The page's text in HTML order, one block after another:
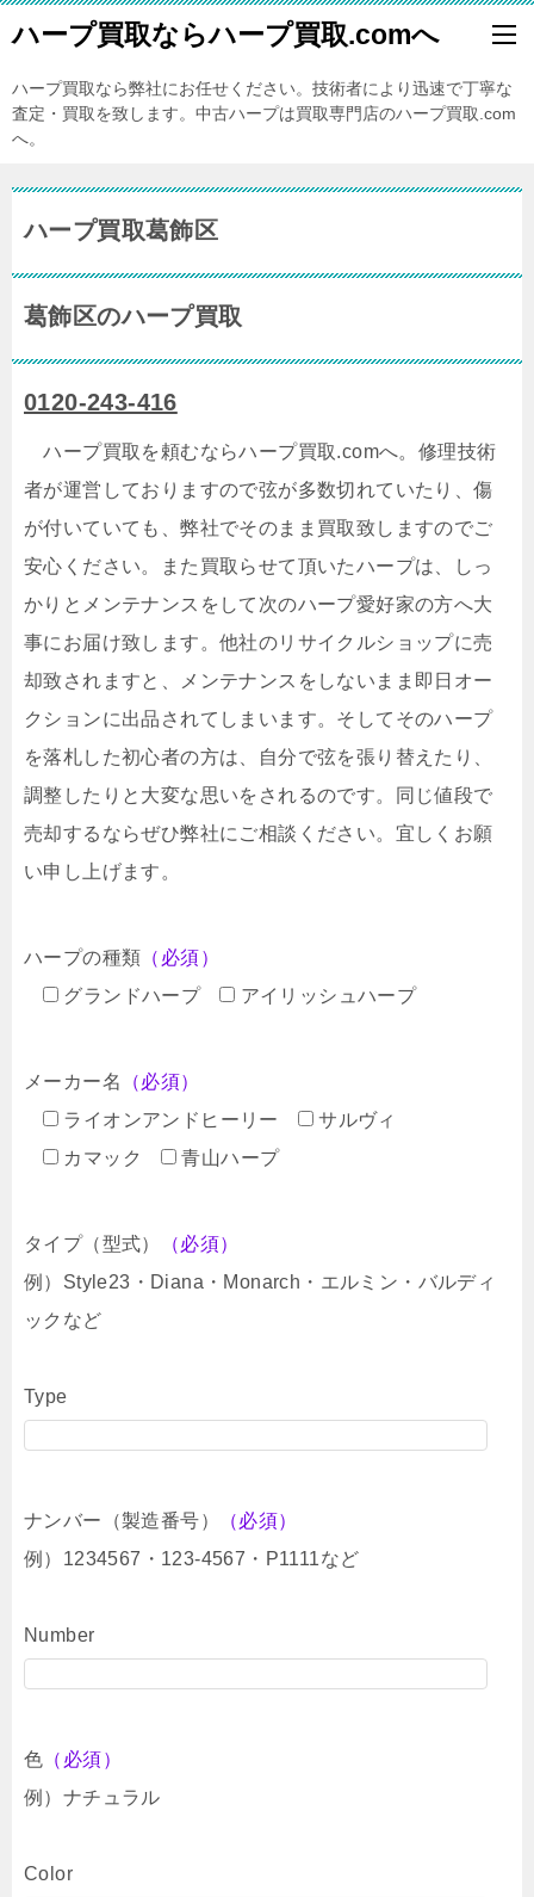
ハープ買取ならハープ買取.comへ
ハープ買取なら弊社にお任せください。技術者により迅速で丁寧な
査定・買取を致します。中古ハープは買取専門店のハープ買取.com
へ。
ハープ買取葛飾区
葛飾区のハープ買取
0120-243-416
ハープ買取を頼むならハープ買取.comへ。修理技術
者が運営しておりますので弦が多数切れていたり、傷
が付いていても、弊社でそのまま買取致しますのでご
安心ください。また買取らせて頂いたハープは、しっ
かりとメンテナンスをして次のハープ愛好家の方へ大
事にお届け致します。他社のリサイクルショップに売
却致されますと、メンテナンスをしないまま即日オー
クションに出品されてしまいます。そしてそのハープ
を落札した初心者の方は、自分で弦を張り替えたり、
調整したりと大変な思いをされるのです。同じ値段で
売却するならぜひ弊社にご相談ください。宜しくお願
い申し上げます。
ハープの種類 （必須）
グランドハープ
アイリッシュハープ
メーカー名
（必須）
ライオンアンドヒーリー
サルヴィ
カマック
青山ハープ
タイプ（型式）
（必須）
例）Style23・Diana・Monarch・エルミン・バルディ
ックなど
Type
ナンバー（製造番号）
（必須）
例）1234567・123-4567・P1111など
Number
色 （必須）
例）ナチュラル
Color